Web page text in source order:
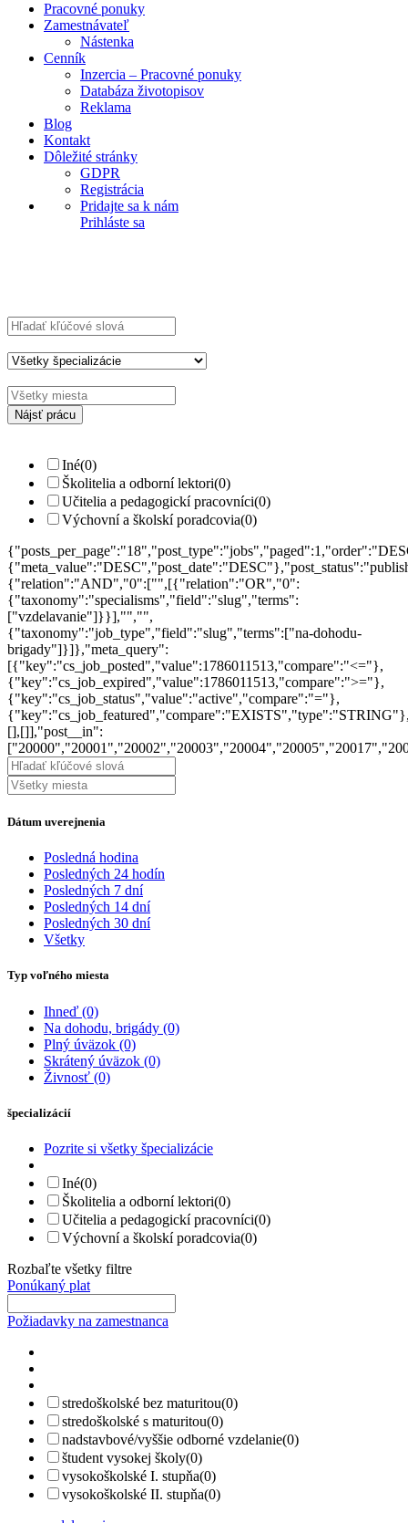
Pracovné ponuky
Zamestnávateľ
Nástenka
Cenník
Inzercia – Pracovné ponuky
Databáza životopisov
Reklama
Blog
Kontakt
Dôležité stránky
GDPR
Registrácia
Pridajte sa k nám
Prihláste sa
Iné(0)
Školitelia a odborní lektori(0)
Učitelia a pedagogickí pracovníci(0)
Výchovní a školskí poradcovia(0)
{"relation":"AND","0":["",[{"relation":"OR","0":
{"taxonomy":"specialisms","field":"slug","terms":
["vzdelavanie"]}}],"","",
{"taxonomy":"job_type","field":"slug","terms":["na-dohodu-
brigady"]}]},"meta_query":
[{"key":"cs_job_posted","value":1786011513,"compare":"<="},
{"key":"cs_job_expired","value":1786011513,"compare":">="},
{"key":"cs_job_status","value":"active","compare":"="},
[],[]],"post__in":
Dátum uverejnenia
Posledná hodina
Posledných 24 hodín
Posledných 7 dní
Posledných 14 dní
Posledných 30 dní
Všetky
Typ voľného miesta
Ihneď (0)
Na dohodu, brigády (0)
Plný úväzok (0)
Skrátený úväzok (0)
Živnosť (0)
špecializácií
Pozrite si všetky špecializácie
Iné(0)
Školitelia a odborní lektori(0)
Učitelia a pedagogickí pracovníci(0)
Výchovní a školskí poradcovia(0)
Rozbaľte všetky filtre
Ponúkaný plat
Požiadavky na zamestnanca
stredoškolské bez maturitou(0)
stredoškolské s maturitou(0)
nadstavbové/vyššie odborné vzdelanie(0)
študent vysokej školy(0)
vysokoškolské I. stupňa(0)
vysokoškolské II. stupňa(0)